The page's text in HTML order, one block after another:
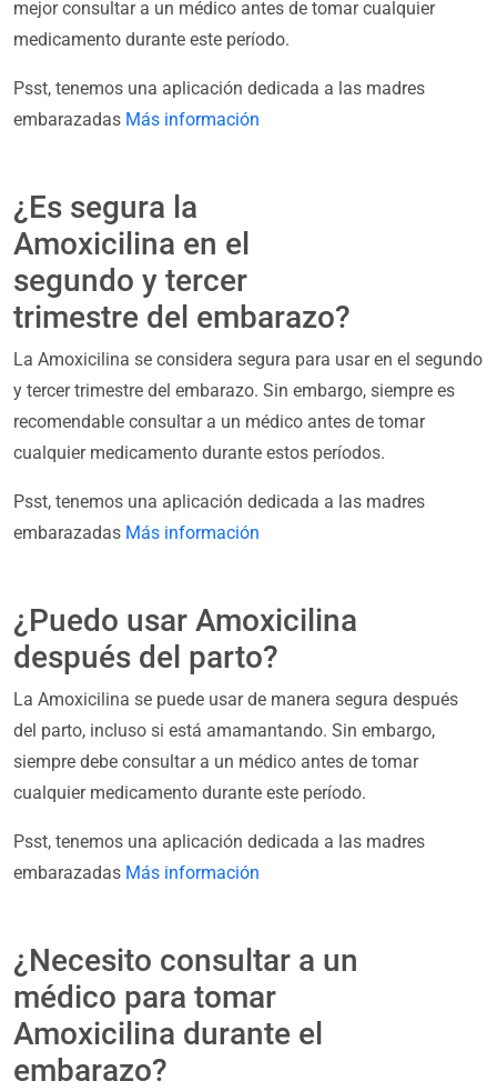
mejor consultar a un médico antes de tomar cualquier
medicamento durante este período.
Psst, tenemos una aplicación dedicada a las madres
embarazadas Más información
¿Es segura la
Amoxicilina en el
segundo y tercer
trimestre del embarazo?
La Amoxicilina se considera segura para usar en el segundo
y tercer trimestre del embarazo. Sin embargo, siempre es
recomendable consultar a un médico antes de tomar
cualquier medicamento durante estos períodos.
Psst, tenemos una aplicación dedicada a las madres
embarazadas Más información
¿Puedo usar Amoxicilina
después del parto?
La Amoxicilina se puede usar de manera segura después
del parto, incluso si está amamantando. Sin embargo,
siempre debe consultar a un médico antes de tomar
cualquier medicamento durante este período.
Psst, tenemos una aplicación dedicada a las madres
embarazadas Más información
¿Necesito consultar a un
médico para tomar
Amoxicilina durante el
embarazo?